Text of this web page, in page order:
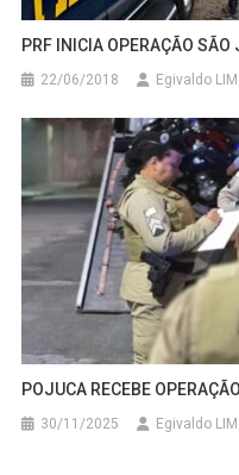
PRF INICIA OPERAÇÃO SÃO
22/06/2018 Egivaldo
POJUCA RECEBE
30/11/2025 Egivaldo